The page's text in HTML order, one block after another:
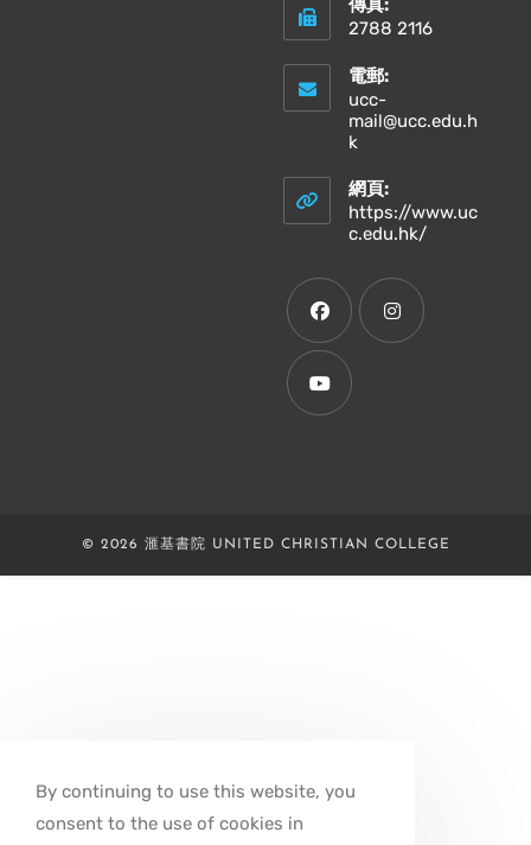
傳真:
2788 2116
電郵:
ucc-
mail@ucc.edu.h
k
your
application
網頁:
https://www.uc
c.edu.hk/Opens
Opens
in
tab
© 2026 滙基書院 UNITED CHRISTIAN COLLEGE
By continuing to use this website, you
consent to the use of cookies in